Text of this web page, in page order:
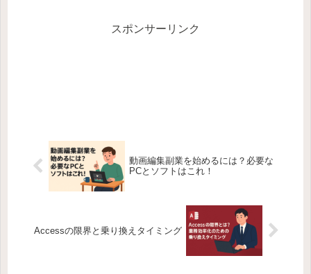
スポンサーリンク
動画編集副業を始めるには？必要な
PCとソフトはこれ！
Accessの限界と乗り換えタイミング